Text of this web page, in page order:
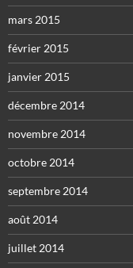
mars 2015
février 2015
janvier 2015
décembre 2014
novembre 2014
octobre 2014
septembre 2014
août 2014
juillet 2014